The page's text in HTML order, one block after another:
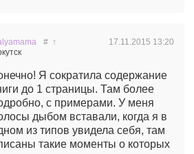
17.11.2015 13:20
# ↑
Я сократила содержание
до 1 страницы. Там более
с примерами. У меня
дыбом вставали, когда я в
из типов увидела себя, там
такие моменты о которых